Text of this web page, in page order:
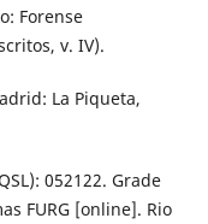
Forense
v. IV).
La Piqueta,
052122. Grade
FURG [online]. Rio